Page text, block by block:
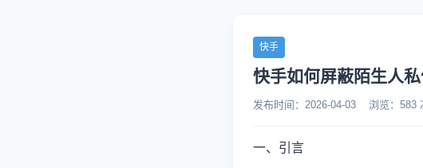
快手
快手如何屏蔽陌生人
发布时间：2026-04-03 浏览：
一、引言